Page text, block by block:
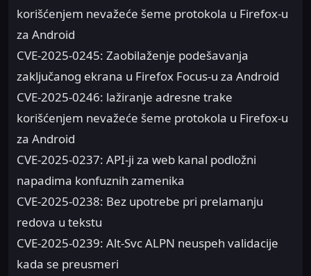
korišćenjem nevažeće šeme protokola u Firefox-u
za Android
CVE-2025-0245: Zaobilaženje podešavanja
zaključanog ekrana u Firefox Focus-u za Android
CVE-2025-0246: lažiranje adresne trake
korišćenjem nevažeće šeme protokola u Firefox-u
za Android
CVE-2025-0237: API-ji za web kanal podložni
napadima konfuznih zamenika
CVE-2025-0238: Bez upotrebe pri prelamanju
redova u tekstu
CVE-2025-0239: Alt-Svc ALPN neuspeh validacije
kada se preusmeri